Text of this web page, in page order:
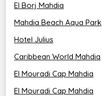
El Borj Mahdia
Mahdia Beach Aqua Park
Hotel Julius
Caribbean World Mahdia
El Mouradi Cap Mahdia
El Mouradi Cap Mahdia